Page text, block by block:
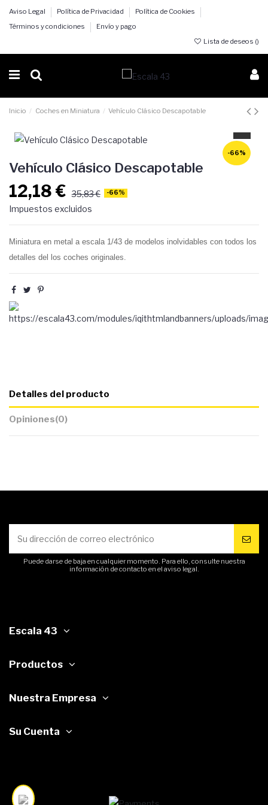
Aviso Legal Política de Privacidad
Política de Cookies
Términos y condiciones
Envío y pago
Lista de deseos ()
Inicio Coches en Miniatura Vehículo Clásico Descapotable
-66%
Vehículo Clásico Descapotable
12,18 € 35,83 € -66%
Impuestos excluidos
Miniatura en metal a escala 1/43 de modelos inolvidables con todos los
detalles del los coches originales.
Detalles del producto
Opiniones(0)
Puede darse de baja en cualquier momento. Para ello, consulte nuestra
información de contacto en el aviso legal.
Escala 43
Productos
Nuestra Empresa
Su Cuenta